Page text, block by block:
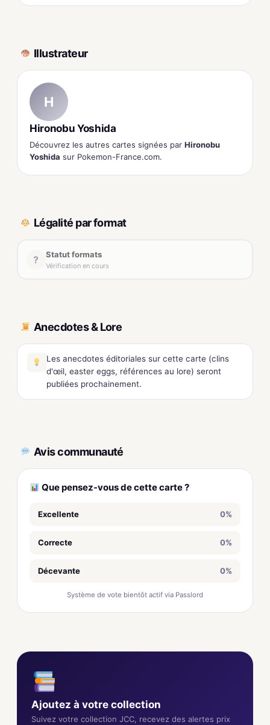
Illustrateur
H
Hironobu Yoshida
Découvrez les autres cartes signées par Hironobu
Yoshida sur Pokemon-France.com.
Légalité par format
? Statut formats
Vérification en cours
Anecdotes & Lore
Les anecdotes éditoriales sur cette carte (clins
d'œil, easter eggs, références au lore) seront
publiées prochainement.
Avis communauté
Que pensez-vous de cette carte ?
Excellente 0%
Correcte 0%
Décevante 0%
Système de vote bientôt actif via Passlord
Ajoutez à votre collection
Suivez votre collection JCC, recevez des alertes prix